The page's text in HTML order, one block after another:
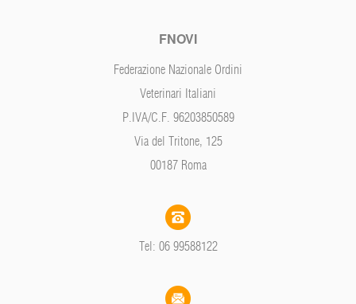
FNOVI
Federazione Nazionale Ordini
Veterinari Italiani
P.IVA/C.F. 96203850589
Via del Tritone, 125
00187 Roma
Tel: 06 99588122